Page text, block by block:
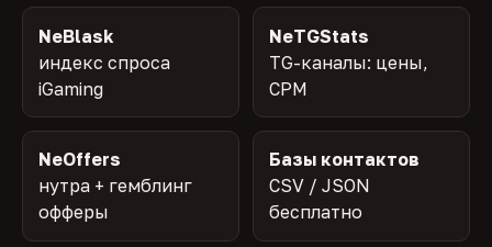
NeBlask
индекс спроса
iGaming
NeTGStats
TG-каналы: цены,
CPM
NeOffers
нутра + гемблинг
офферы
Базы контактов
CSV / JSON
бесплатно